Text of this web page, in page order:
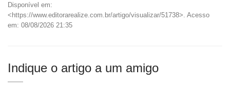
Disponível em:
<https://www.editorarealize.com.br/artigo/visualizar/51738>. Acesso
em: 08/08/2026 21:35
Indique o artigo a um amigo